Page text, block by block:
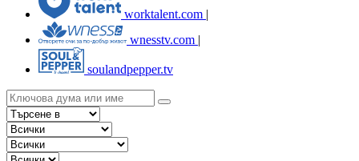
worktalent.com |
wnesstv.com |
soulandpepper.tv